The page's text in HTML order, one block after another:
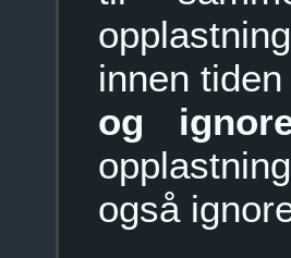
innen
og
også